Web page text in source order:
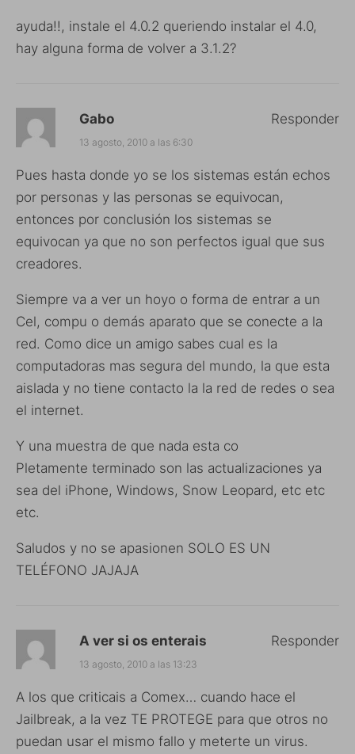
ayuda!!, instale el 4.0.2 queriendo instalar el 4.0,
hay alguna forma de volver a 3.1.2?
Gabo
13 agosto, 2010 a las 6:30
Pues hasta donde yo se los sistemas están echos
por personas y las personas se equivocan,
entonces por conclusión los sistemas se
equivocan ya que no son perfectos igual que sus
creadores.
Siempre va a ver un hoyo o forma de entrar a un
Cel, compu o demás aparato que se conecte a la
red. Como dice un amigo sabes cual es la
computadoras mas segura del mundo, la que esta
aislada y no tiene contacto la la red de redes o sea
el internet.
Y una muestra de que nada esta co
Pletamente terminado son las actualizaciones ya
sea del iPhone, Windows, Snow Leopard, etc etc
etc.
Saludos y no se apasionen SOLO ES UN
TELÉFONO JAJAJA
Responder
A ver si os enterais
13 agosto, 2010 a las 13:23
A los que criticais a Comex… cuando hace el
Jailbreak, a la vez TE PROTEGE para que otros no
puedan usar el mismo fallo y meterte un virus.
Responder